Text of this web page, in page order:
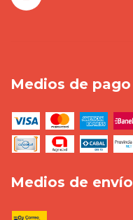
Medios de pago
Medios de envío